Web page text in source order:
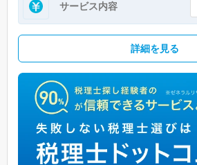
サービス内容
詳細を見る